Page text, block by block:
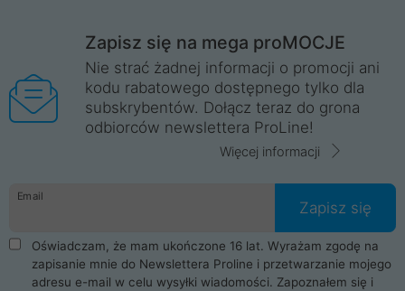
Zapisz się na mega proMOCJE
Nie strać żadnej informacji o promocji ani
kodu rabatowego dostępnego tylko dla
subskrybentów. Dołącz teraz do grona
odbiorców newslettera ProLine!
Więcej informacji
Email
Zapisz się
Oświadczam, że mam ukończone 16 lat. Wyrażam zgodę na
zapisanie mnie do Newslettera Proline i przetwarzanie mojego
adresu e-mail w celu wysyłki wiadomości. Zapoznałem się i